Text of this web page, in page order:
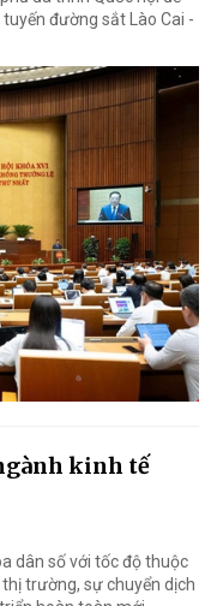
đường sắt Lào Cai -
kinh tế
dân số với tốc độ thuộc
trường, sự chuyển dịch